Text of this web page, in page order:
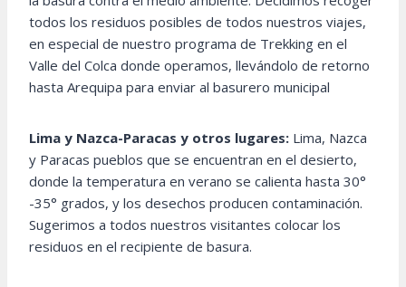
todos los residuos posibles de todos nuestros viajes,
en especial de nuestro programa de Trekking en el
Valle del Colca donde operamos, llevándolo de retorno
hasta Arequipa para enviar al basurero municipal
Lima y Nazca-Paracas y otros lugares: Lima, Nazca
y Paracas pueblos que se encuentran en el desierto,
donde la temperatura en verano se calienta hasta 30°
-35° grados, y los desechos producen contaminación.
Sugerimos a todos nuestros visitantes colocar los
residuos en el recipiente de basura.